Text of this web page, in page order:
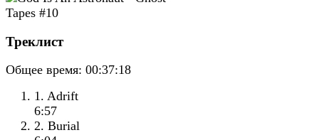
Треклист
Общее время: 00:37:18
1. Adrift
6:57
2. Burial